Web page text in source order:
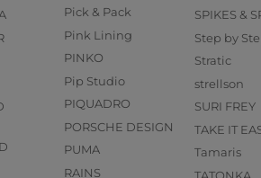
Pick & Pack
Pink Lining
PINKO
Pip Studio
PIQUADRO
PORSCHE DESIGN
PUMA
RAINS
SPIKES &
Step by
Stratic
strellson
SURI FREY
TAKE IT
Tamaris